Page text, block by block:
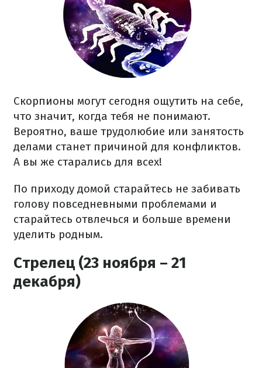
Скорпионы могут сегодня ощутить на себе,
что значит, когда тебя не понимают.
Вероятно, ваше трудолюбие или занятость
делами станет причиной для конфликтов.
А вы же старались для всех!
По приходу домой старайтесь не забивать
голову повседневными проблемами и
старайтесь отвлечься и больше времени
уделить родным.
Стрелец (23 ноября – 21
декабря)